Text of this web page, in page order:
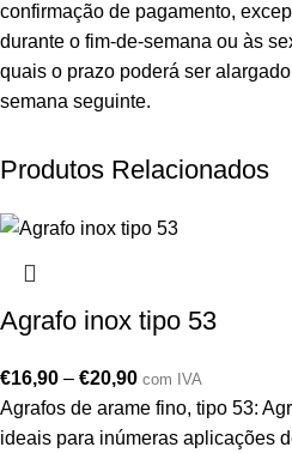
confirmação de pagamento,
durante o fim-de-semana ou às
quais o prazo poderá ser
semana seguinte.
Produtos Relacionados
Agrafo inox tipo 53
€16,90 – €20,90 com IVA
Agrafos de arame fino, tipo 53:
ideais para inúmeras aplicações